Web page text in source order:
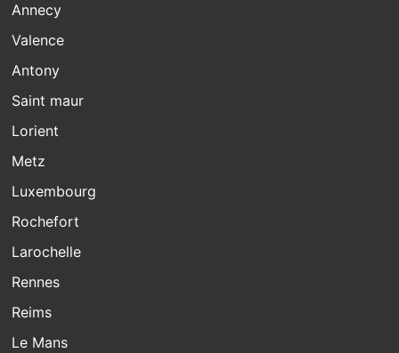
Annecy
Valence
Antony
Saint maur
Lorient
Metz
Luxembourg
Rochefort
Larochelle
Rennes
Reims
Le Mans